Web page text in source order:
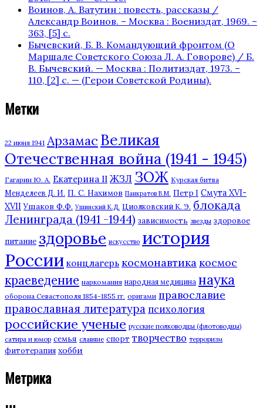
Воинов, А. Ватутин : повесть, рассказы /
Александр Воинов. – Москва : Воениздат, 1969. –
363, [5] с.
Бычевский, Б. В. Командующий фронтом (О
Маршале Советского Союза Л. А. Говорове) / Б.
В. Бычевский. — Москва : Политиздат, 1973. –
110, [2] с. — (Герои Советской Родины).
Метки
22 июня 1941 Арзамас Великая
Отечественная война (1941 - 1945)
Гагарин Ю. А. Екатерина II ЖЗЛ ЗОЖ Курская битва
Менделеев Д. И. П. С. Нахимов Панкратов В.М. Петр I Смута XVI-
XVII Ушаков Ф.Ф. Ушинский К.Д. Циолковский К. Э. блокада
Ленинграда (1941 -1944) зависимость звезды здоровое
питание здоровье искусство история
России концлагерь космонавтика космос
краеведение наркомания народная медицина наука
оборона Севастополя 1854-1855 гг. оригами православие
православная литература психология
российские ученые русские полководцы (флотоводцы)
сатира и юмор семья славяне спорт творчество терроризм
фитотерапия хобби
Метрика